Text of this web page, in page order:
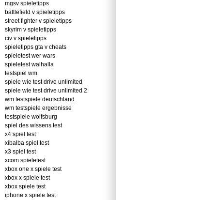
mgsv spieletipps
battlefield v spieletipps
street fighter v spieletipps
skyrim v spieletipps
civ v spieletipps
spieletipps gta v cheats
spieletest wer wars
spieletest walhalla
testspiel wm
spiele wie test drive unlimited
spiele wie test drive unlimited 2
wm testspiele deutschland
wm testspiele ergebnisse
testspiele wolfsburg
spiel des wissens test
x4 spiel test
xibalba spiel test
x3 spiel test
xcom spieletest
xbox one x spiele test
xbox x spiele test
xbox spiele test
iphone x spiele test